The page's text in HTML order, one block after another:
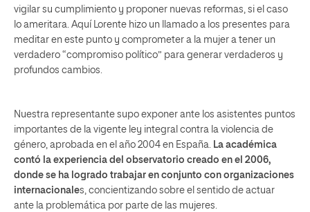
vigilar su cumplimiento y proponer nuevas reformas, si el caso
lo ameritara. Aquí Lorente hizo un llamado a los presentes para
meditar en este punto y comprometer a la mujer a tener un
verdadero “compromiso político” para generar verdaderos y
profundos cambios.
Nuestra representante supo exponer ante los asistentes puntos
importantes de la vigente ley integral contra la violencia de
género, aprobada en el año 2004 en España. La académica
contó la experiencia del observatorio creado en el 2006,
donde se ha logrado trabajar en conjunto con organizaciones
internacionales, concientizando sobre el sentido de actuar
ante la problemática por parte de las mujeres.